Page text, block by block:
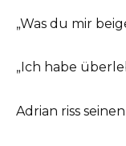
„Was du mir
„Ich habe
Adrian riss